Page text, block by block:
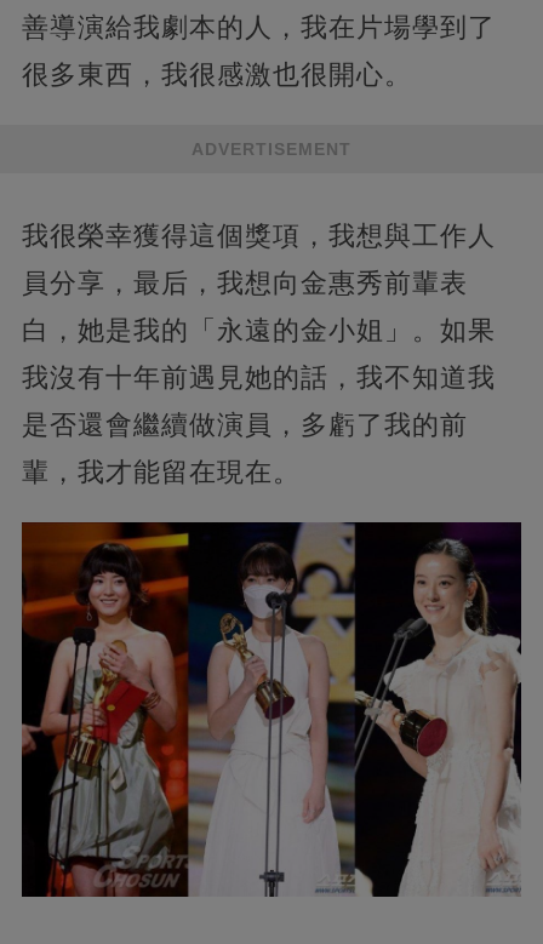
善導演給我劇本的人，我在片場學到了
很多東西，我很感激也很開心。
ADVERTISEMENT
我很榮幸獲得這個獎項，我想與工作人
員分享，最后，我想向金惠秀前輩表
白，她是我的「永遠的金小姐」。如果
我沒有十年前遇見她的話，我不知道我
是否還會繼續做演員，多虧了我的前
輩，我才能留在現在。